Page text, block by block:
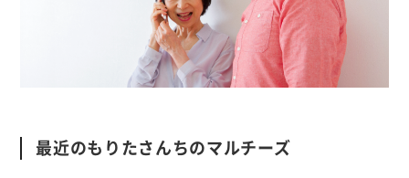
最近のもりたさんちのマルチーズ